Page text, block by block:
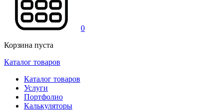
0
Корзина пуста
Каталог товаров
Каталог товаров
Услуги
Портфолио
Калькуляторы